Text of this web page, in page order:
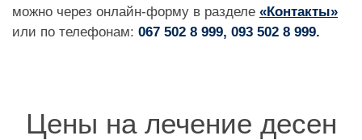
можно через онлайн-форму в разделе «Контакты»
или по телефонам: 067 502 8 999, 093 502 8 999.
Цены на лечение десен